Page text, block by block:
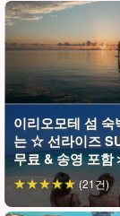
이리
이리오모테 섬의
이리오모테 섬
는 ☆ 선라이즈
무료 & 송영 포함
(21건)